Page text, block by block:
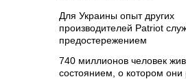
Для Украины опыт других
производителей Patriot
предостережением
740 миллионов человек
состоянием, о котором они